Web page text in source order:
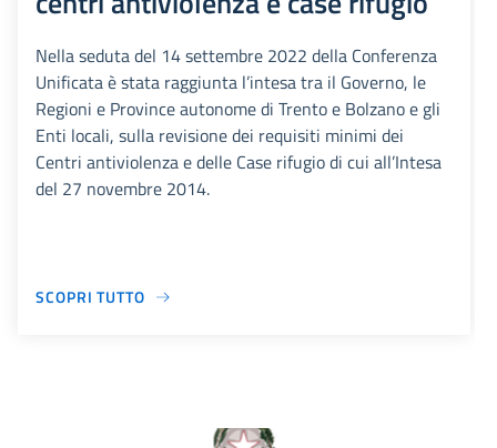
Nella seduta del 14 settembre 2022 della Conferenza
Unificata è stata raggiunta l’intesa tra il Governo, le
Regioni e Province autonome di Trento e Bolzano e gli
Enti locali, sulla revisione dei requisiti minimi dei
Centri antiviolenza e delle Case rifugio di cui all’Intesa
del 27 novembre 2014.
SCOPRI TUTTO